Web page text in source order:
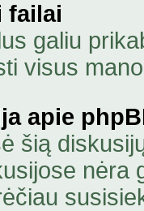
failai
galiu
visus
apie
šią
nėra